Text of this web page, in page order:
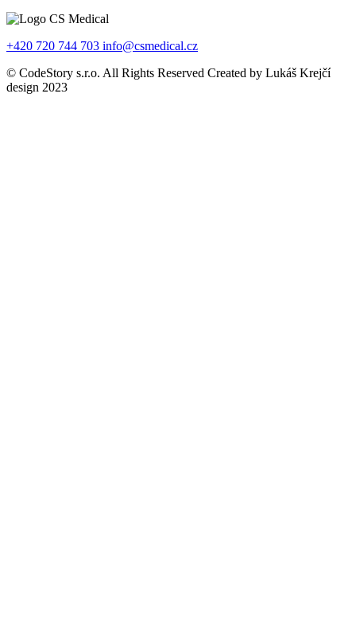
+420 720 744 703 info@csmedical.cz
© CodeStory s.r.o. All Rights Reserved Created by Lukáš Krejčí
design 2023